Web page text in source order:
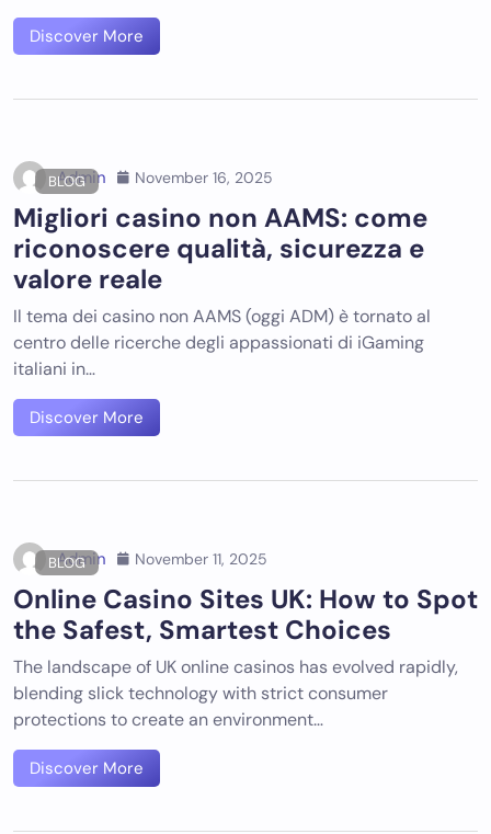
Discover More
BLOG
Admin November 16, 2025
Migliori casino non AAMS: come
riconoscere qualità, sicurezza e
valore reale
Il tema dei casino non AAMS (oggi ADM) è tornato al
centro delle ricerche degli appassionati di iGaming
italiani in…
Discover More
BLOG
Admin November 11, 2025
Online Casino Sites UK: How to Spot
the Safest, Smartest Choices
The landscape of UK online casinos has evolved rapidly,
blending slick technology with strict consumer
protections to create an environment…
Discover More